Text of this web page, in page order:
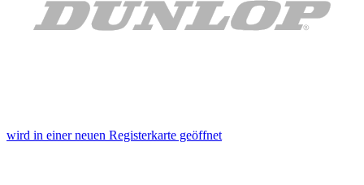
wird in einer neuen Registerkarte geöffnet